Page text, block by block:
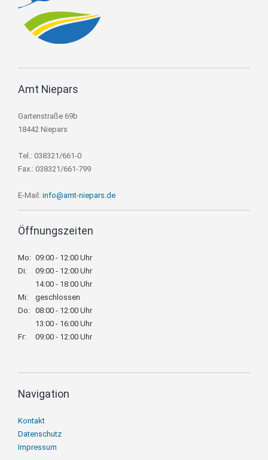
Amt Niepars
Gartenstraße 69b
18442 Niepars
Tel.: 038321/661-0
Fax.: 038321/661-799
E-Mail: info@amt-niepars.de
Öffnungszeiten
Mo: 09:00 - 12:00 Uhr
Di:
09:00 - 12:00 Uhr
14:00 - 18:00 Uhr
Mi:
geschlossen
Do: 08:00 - 12:00 Uhr
13:00 - 16:00 Uhr
Fr:
09:00 - 12:00 Uhr
Navigation
Navigation
überspringen
Kontakt
Datenschutz
Impressum